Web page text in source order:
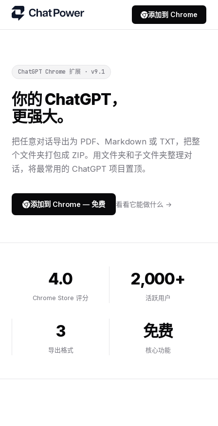
添加到 Chrome
ChatGPT Chrome 扩展 · v9.1
你的 ChatGPT，
更强大。
把任意对话导出为 PDF、Markdown 或 TXT，把整
个文件夹打包成 ZIP。用文件夹和子文件夹整理对
话，将最常用的 ChatGPT 项目置顶。
添加到 Chrome — 免费 看看它能做什么 →
4.0
Chrome Store 评分
2,000+
活跃用户
3
导出格式
免费
核心功能